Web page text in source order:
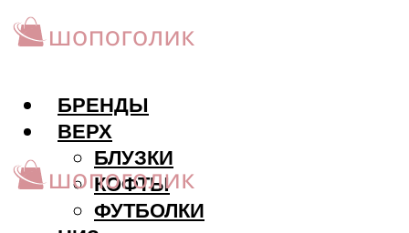
БРЕНДЫ
ВЕРХ
БЛУЗКИ
КОФТЫ
ФУТБОЛКИ